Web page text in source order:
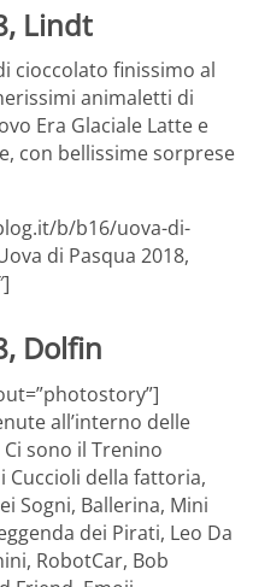
Lindt
cioccolato finissimo al
animaletti di
Era Glaciale Latte e
con bellissime sorprese
b/b16/uova-di-
di Pasqua 2018,
Dolfin
all’interno delle
Ci sono il Trenino
Cuccioli della fattoria,
Sogni, Ballerina, Mini
dei Pirati, Leo Da
RobotCar, Bob